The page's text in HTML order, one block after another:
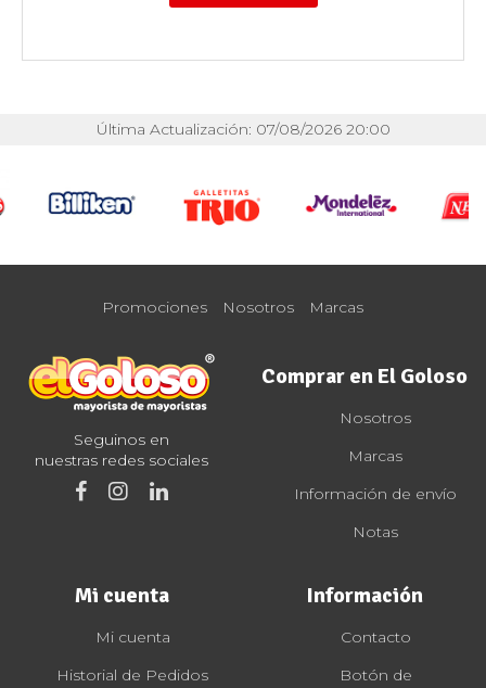
Última Actualización: 07/08/2026 20:00
Promociones Nosotros Marcas
Seguinos en
nuestras redes sociales
Comprar en El Goloso
Nosotros
Marcas
Información de envío
Notas
Mi cuenta
Mi cuenta
Historial de Pedidos
Información
Contacto
Botón de